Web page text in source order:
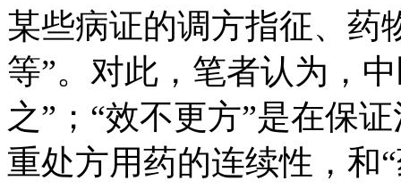
某些病证的调方指征、药
等”。对此，笔者认为，
之”；“效不更方”是在保
重处方用药的连续性，和